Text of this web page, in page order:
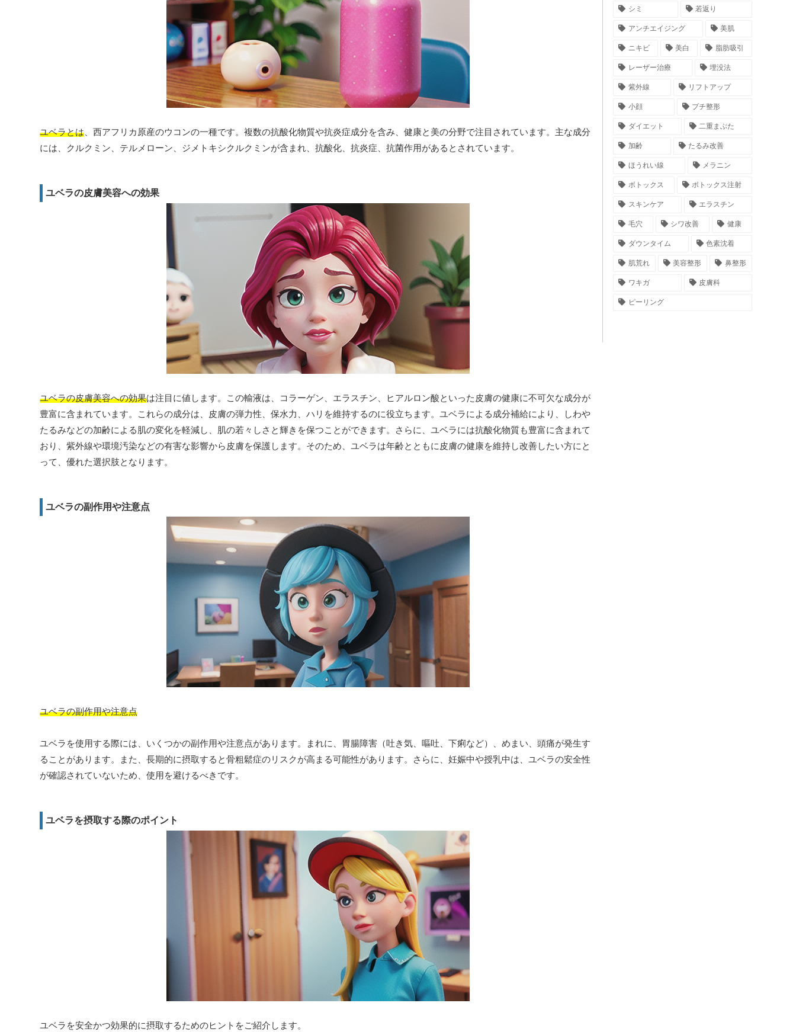
ユベラとは 、西アフリカ原産のウコンの一種です。複数の抗酸化物質や抗炎症成分を含み、健康と美の分野で注目されています。主な成分
には、クルクミン、テルメローン、ジメトキシクルクミンが含まれ、抗酸化、抗炎症、抗菌作用があるとされています。
ユベラの皮膚美容への効果
ユベラの皮膚美容への効果は注目に値します。この輸液は、コラーゲン、エラスチン、ヒアルロン酸といった皮膚の健康に不可欠な成分が
豊富に含まれています。これらの成分は、皮膚の弾力性、保水力、ハリを維持するのに役立ちます。ユベラによる成分補給により、しわや
たるみなどの加齢による肌の変化を軽減し、肌の若々しさと輝きを保つことができます。さらに、ユベラには抗酸化物質も豊富に含まれて
おり、紫外線や環境汚染などの有害な影響から皮膚を保護します。そのため、ユベラは年齢とともに皮膚の健康を維持し改善したい方にと
って、優れた選択肢となります。
ユベラの副作用や注意点
ユベラの副作用や注意点
ユベラを使用する際には、いくつかの副作用や注意点があります。まれに、胃腸障害（吐き気、嘔吐、下痢など）、めまい、頭痛が発生す
ることがあります。また、長期的に摂取すると骨粗鬆症のリスクが高まる可能性があります。さらに、妊娠中や授乳中は、ユベラの安全性
が確認されていないため、使用を避けるべきです。
ユベラを摂取する際のポイント
ユベラを安全かつ効果的に摂取するためのヒントをご紹介します。
シミ 若返り
アンチエイジング 美肌
ニキビ 美白 脂肪吸引
レーザー治療 埋没法
紫外線 リフトアップ
小顔 プチ整形
ダイエット 二重まぶた
加齢 たるみ改善
ほうれい線 メラニン
ボトックス ボトックス注射
スキンケア エラスチン
毛穴 シワ改善 健康
ダウンタイム 色素沈着
肌荒れ 美容整形 鼻整形
ワキガ 皮膚科
ピーリング